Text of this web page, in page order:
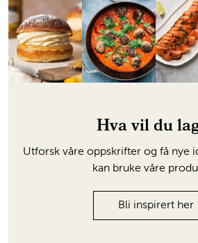
Hva vil du
Utforsk våre oppskrifter og få nye
kan bruke våre
Bli inspirert her